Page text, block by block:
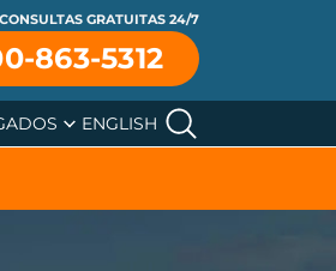
CONSULTAS GRATUITAS 24/7
863-5312
ENGLISH